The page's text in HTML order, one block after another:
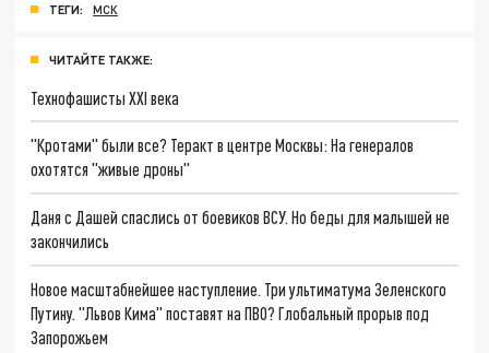
ТЕГИ: МСК
ЧИТАЙТЕ ТАКЖЕ:
Технофашисты XXI века
"Кротами" были все? Теракт в центре Москвы: На генералов
охотятся "живые дроны"
Даня с Дашей спаслись от боевиков ВСУ. Но беды для малышей не
закончились
Новое масштабнейшее наступление. Три ультиматума Зеленского
Путину. "Львов Кима" поставят на ПВО? Глобальный прорыв под
Запорожьем